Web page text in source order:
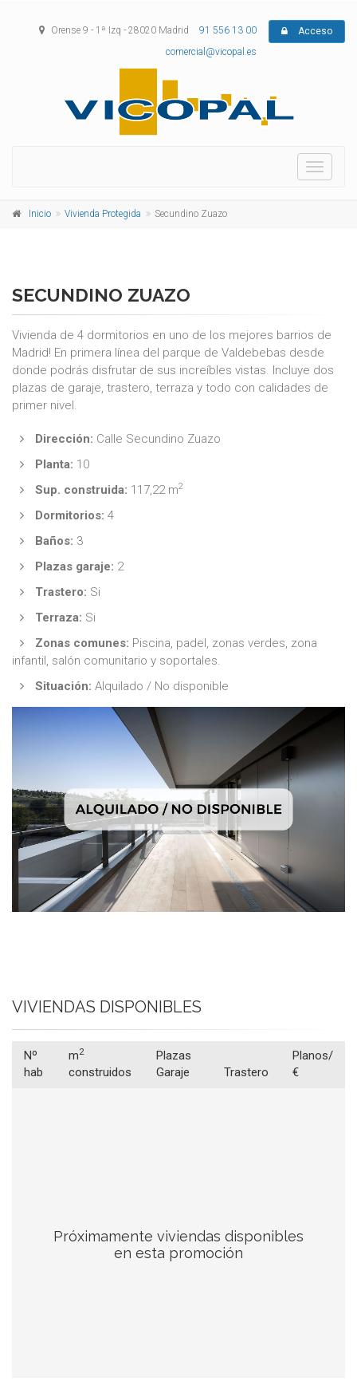
Acceso
Orense 9 - 1ª Izq - 28020 Madrid
91 556 13 00
comercial@vicopal.es
Menu
Inicio Vivienda Protegida Secundino Zuazo
SECUNDINO ZUAZO
Vivienda de 4 dormitorios en uno de los mejores barrios de
Madrid! En primera línea del parque de Valdebebas desde
donde podrás disfrutar de sus increíbles vistas. Incluye dos
plazas de garaje, trastero, terraza y todo con calidades de
primer nivel.
Dirección: Calle Secundino Zuazo
Planta: 10
Sup. construida: 117,22 m2
Dormitorios: 4
Baños: 3
Plazas garaje: 2
Trastero: Si
Terraza: Si
Zonas comunes: Piscina, padel, zonas verdes, zona
infantil, salón comunitario y soportales.
Situación: Alquilado / No disponible
VIVIENDAS DISPONIBLES
Nº
hab
m2
construidos
Plazas
Garaje
Trastero
Planos/
€
Próximamente viviendas disponibles
en esta promoción